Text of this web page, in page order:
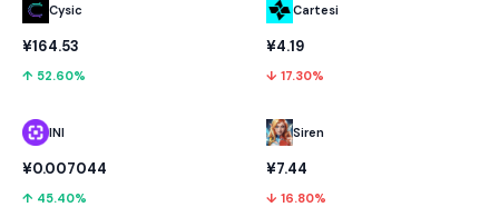
Cysic
¥164.53
↑ 52.60%
INI
¥0.007044
↑ 45.40%
Cartesi
¥4.19
↓ 17.30%
Siren
¥7.44
↓ 16.80%